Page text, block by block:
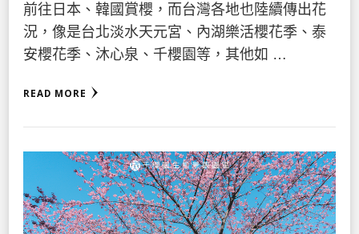
前往日本、韓國賞櫻，而台灣各地也陸續傳出花
況，像是台北淡水天元宮、內湖樂活櫻花季、泰
安櫻花季、沐心泉、千櫻園等，其他如 …
READ MORE